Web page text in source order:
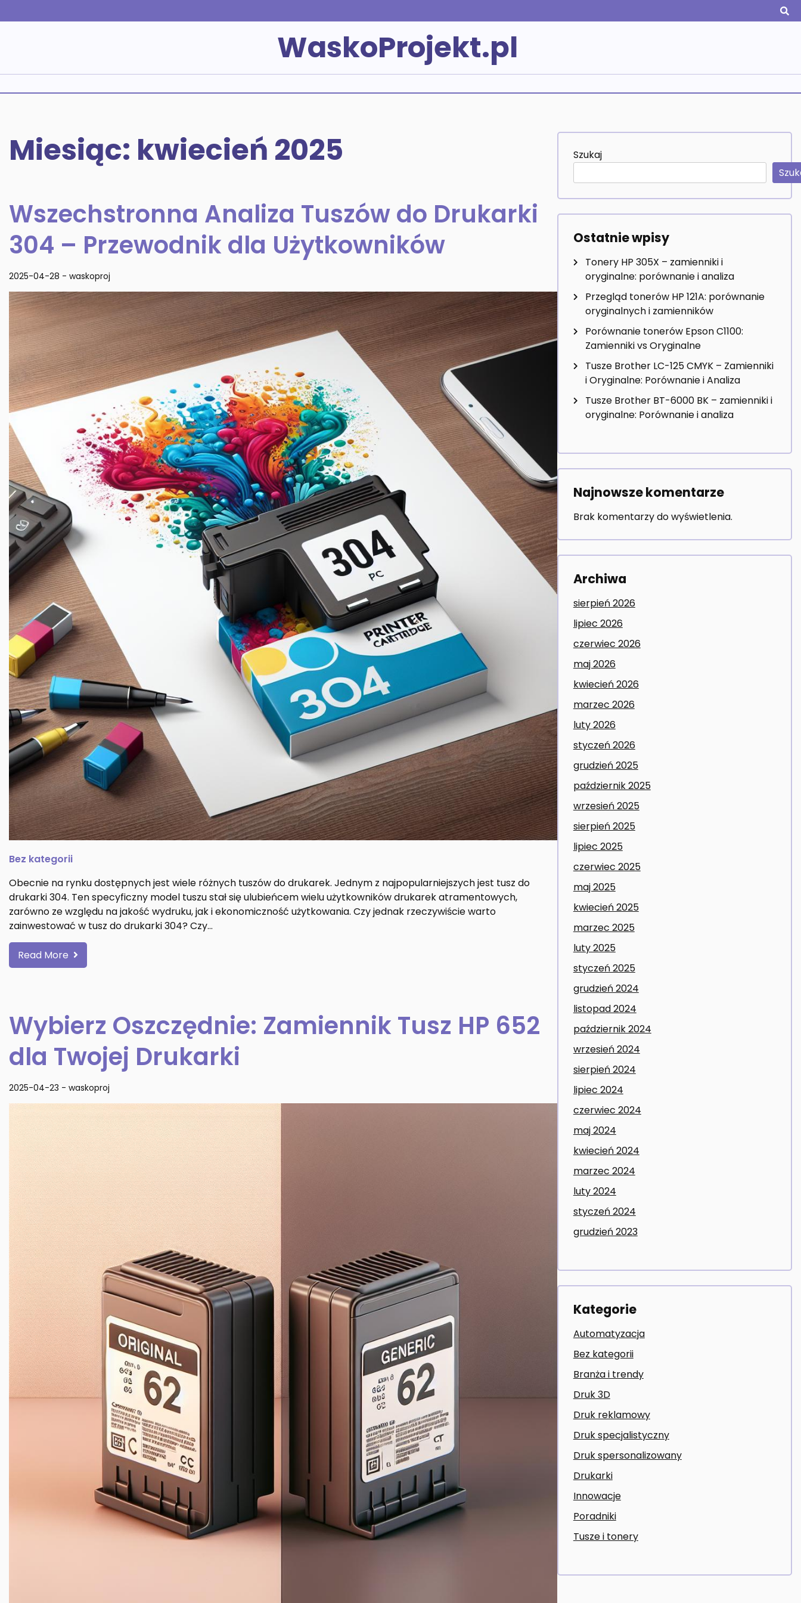
to
WaskoProjekt.pl
Miesiąc: kwiecień 2025
Wszechstronna Analiza Tuszów do Drukarki
304 – Przewodnik dla Użytkowników
2025-04-28 - waskoproj
Bez kategorii
Obecnie na rynku dostępnych jest wiele różnych tuszów do drukarek. Jednym z najpopularniejszych jest tusz do
drukarki 304. Ten specyficzny model tuszu stał się ulubieńcem wielu użytkowników drukarek atramentowych,
zarówno ze względu na jakość wydruku, jak i ekonomiczność użytkowania. Czy jednak rzeczywiście warto
zainwestować w tusz do drukarki 304? Czy…
Read More
Wybierz Oszczędnie: Zamiennik Tusz HP 652
dla Twojej Drukarki
2025-04-23 - waskoproj
Szukaj
Ostatnie wpisy
Tonery HP 305X – zamienniki i
oryginalne: porównanie i analiza
Przegląd tonerów HP 121A: porównanie
oryginalnych i zamienników
Porównanie tonerów Epson C1100:
Zamienniki vs Oryginalne
Tusze Brother LC-125 CMYK – Zamienniki
i Oryginalne: Porównanie i Analiza
Tusze Brother BT-6000 BK – zamienniki i
oryginalne: Porównanie i analiza
Najnowsze komentarze
Brak komentarzy do wyświetlenia.
Archiwa
sierpień 2026
lipiec 2026
czerwiec 2026
maj 2026
kwiecień 2026
marzec 2026
luty 2026
styczeń 2026
grudzień 2025
październik 2025
wrzesień 2025
sierpień 2025
lipiec 2025
czerwiec 2025
maj 2025
kwiecień 2025
marzec 2025
luty 2025
styczeń 2025
grudzień 2024
listopad 2024
październik 2024
wrzesień 2024
sierpień 2024
lipiec 2024
czerwiec 2024
maj 2024
kwiecień 2024
marzec 2024
luty 2024
styczeń 2024
grudzień 2023
Kategorie
Automatyzacja
Bez kategorii
Branża i trendy
Druk 3D
Druk reklamowy
Druk specjalistyczny
Druk spersonalizowany
Drukarki
Innowacje
Poradniki
Tusze i tonery